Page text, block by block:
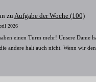
zu Aufgabe der Woche (100)
2026
einen Turm mehr! Unsere Dame
andere halt auch nicht. Wenn wir